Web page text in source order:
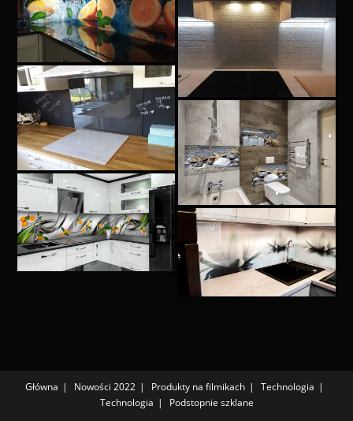
Główna Nowości 2022 Produkty na filmikach
Technologia
Technologia
Podstopnie szklane